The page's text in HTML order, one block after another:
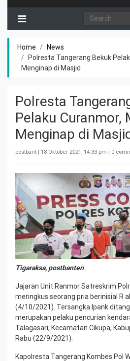
Home
News
Polresta Tangerang Bekuk
Menginap di Masjid
Polresta
Pelaku Curanmor,
Menginap di
postbant | 18 Oktober 2021, 14:33 pm | 0
Tigaraksa, postbanten
Jajaran Unit Ranmor Satreskrim
meringkus seorang pria berinisial R
(4/10/2021). Tersangka Ipank
merupakan pelaku pencurian
Talagasari, Kecamatan Cikupa,
Rabu (22/9/2021).
Kapolresta Tangerang Kombes Pol